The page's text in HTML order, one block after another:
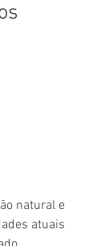
natural e
atuais